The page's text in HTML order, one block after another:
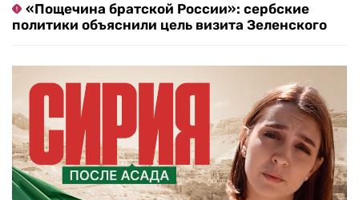
«Пощечина братской России»: сербские
политики объяснили цель визита Зеленского